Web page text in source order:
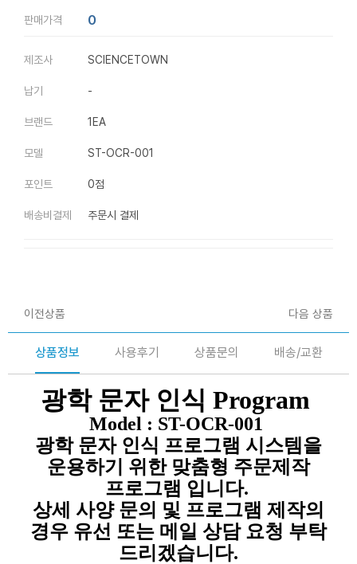
판매가격 0
제조사 SCIENCETOWN
납기 -
브랜드 1EA
모델 ST-OCR-001
포인트 0점
배송비결제 주문시 결제
이전상품 다음 상품
상품정보 사용후기 상품문의 배송/교환
광학 문자 인식 Program
Model : ST-OCR-001
광학 문자 인식 프로그램 시스템을
운용하기 위한 맞춤형 주문제작
프로그램 입니 다.
상세 사양 문의 및 프로그램 제작의
경우 유선 또는 메일 상담 요청 부탁
드리겠습니다.